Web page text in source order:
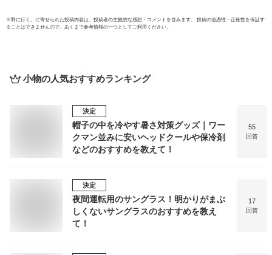
※野に行く。 に寄せられた投稿内容は、投稿者の主観的な感想・コメントを含みます。 投稿の信憑性・正確性を保証す
ることはできませんので、あくまで参考情報の一つとしてご利用ください。
小物の人気おすすめランキング
決定
帽子の中を冷やす暑さ対策グッズ｜ワー
クマン並みに安いヘッドクールや保冷剤
などのおすすめを教えて！
55
回答
決定
夜間運転用のサングラス！明かりがまぶ
しくないサングラスのおすすめを教え
て！
17
回答